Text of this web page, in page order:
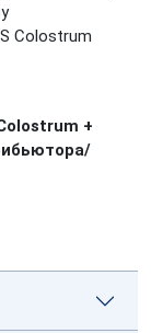
Colostrum
+